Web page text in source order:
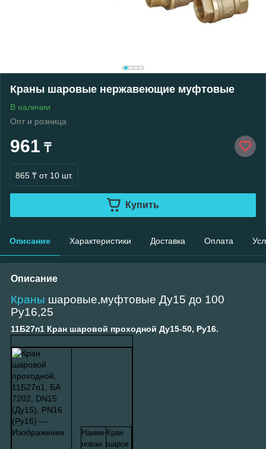
Краны шаровые нержавеющие муфтовые
В наличии
Опт и розница
961 ₸
865 ₸ от 10 шт.
Купить
Описание Характеристики Доставка Оплата
Описание
Краны шаровые,муфтовые Ду15 до 100
Ру16,25
11Б27п1 Кран шаровой проходной Ду15-50, Ру16.
Наиме
нован
Кран
шаров